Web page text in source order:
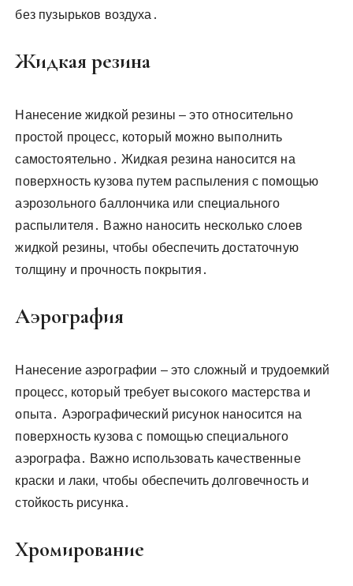
без пузырьков воздуха․
Жидкая резина
Нанесение жидкой резины – это относительно
простой процесс‚ который можно выполнить
самостоятельно․ Жидкая резина наносится на
поверхность кузова путем распыления с помощью
аэрозольного баллончика или специального
распылителя․ Важно наносить несколько слоев
жидкой резины‚ чтобы обеспечить достаточную
толщину и прочность покрытия․
Аэрография
Нанесение аэрографии – это сложный и трудоемкий
процесс‚ который требует высокого мастерства и
опыта․ Аэрографический рисунок наносится на
поверхность кузова с помощью специального
аэрографа․ Важно использовать качественные
краски и лаки‚ чтобы обеспечить долговечность и
стойкость рисунка․
Хромирование